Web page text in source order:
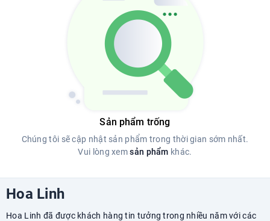
Sản phẩm trống
Chúng tôi sẽ cập nhật sản phẩm trong thời gian sớm nhất.
Vui lòng xemsản phẩm khác.
Hoa Linh
Hoa Linh đã được khách hàng tin tưởng trong nhiều năm với các